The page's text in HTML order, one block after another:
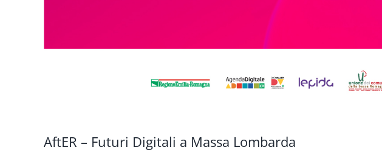
AftER – Futuri Digitali a Massa Lombarda